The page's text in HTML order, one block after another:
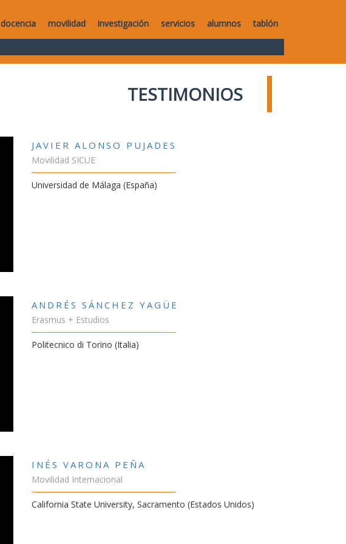
docencia movilidad investigación servicios alumnos tablón
TESTIMONIOS
JAVIER ALONSO PUJADES
Movilidad SICUE
Universidad de Málaga (España)
ANDRÉS SÁNCHEZ YAGÜE
Erasmus + Estudios
Politecnico di Torino (Italia)
INÉS VARONA PEÑA
Movilidad Internacional
California State University, Sacramento (Estados Unidos)